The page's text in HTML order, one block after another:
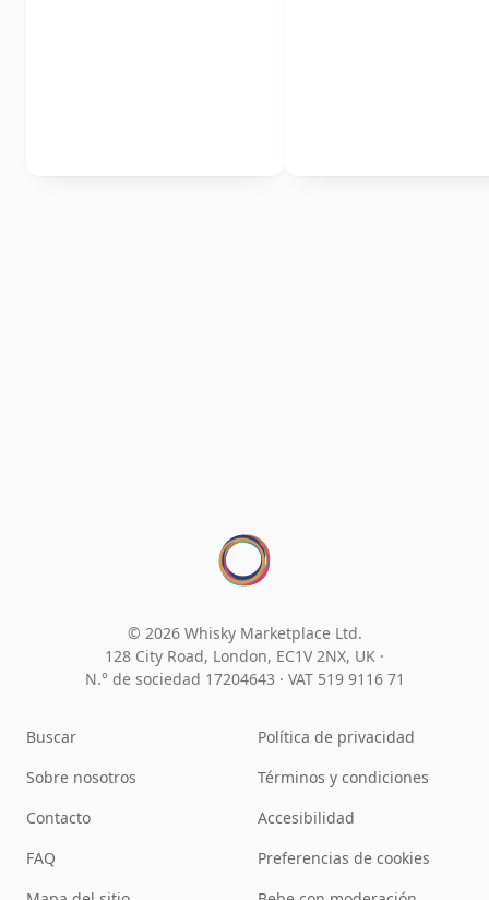
© 2026 Whisky Marketplace Ltd.
128 City Road, London, EC1V 2NX, UK ·
N.° de sociedad 17204643 · VAT 519 9116 71
Buscar
Sobre nosotros
Contacto
FAQ
Política de privacidad
Términos y condiciones
Accesibilidad
Preferencias de cookies